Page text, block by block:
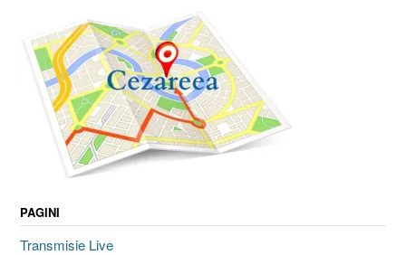
PAGINI
Transmisie Live